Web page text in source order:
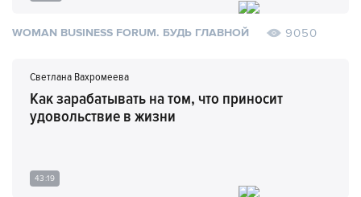
WOMAN BUSINESS FORUM. БУДЬ ГЛАВНОЙ 9050
Светлана Вахромеева
Как зарабатывать на том, что приносит
удовольствие в жизни
43:19